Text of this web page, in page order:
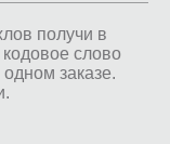
получи в
слово
заказе.